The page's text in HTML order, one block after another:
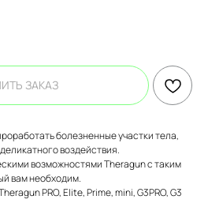
ЗАКАЗ
болезненные участки тела,
воздействия.
возможностями Theragun с таким
вам необходим.
PRO, Elite, Prime, mini, G3PRO, G3